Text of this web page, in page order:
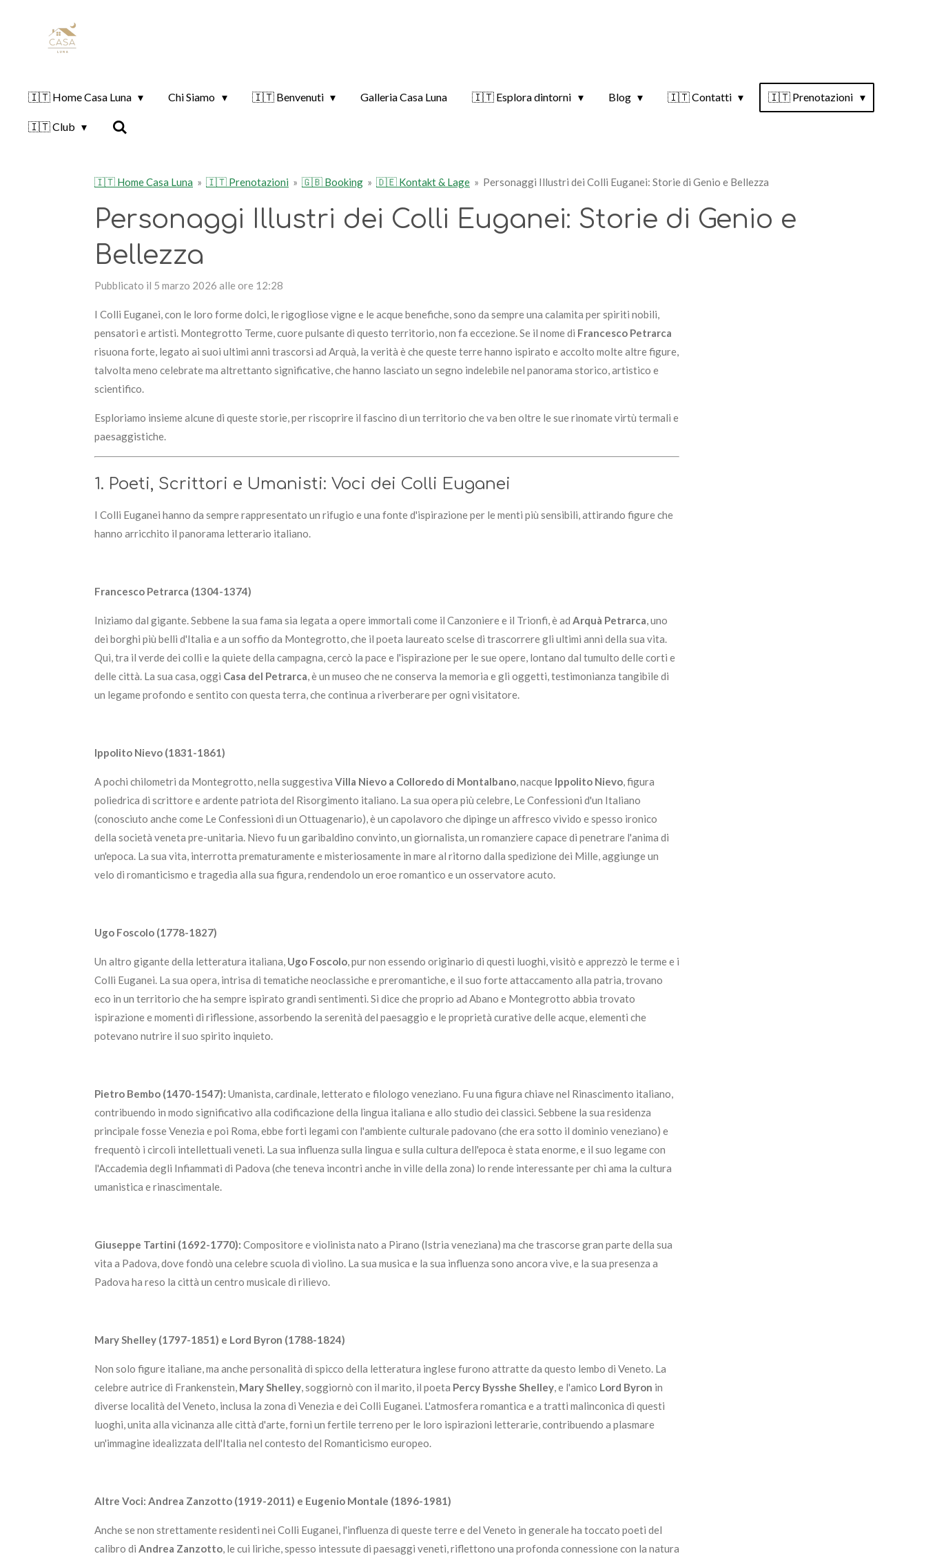
🇮🇹 Home Casa Luna Chi Siamo 🇮🇹 Benvenuti Galleria Casa Luna 🇮🇹 Esplora dintorni Blog 🇮🇹 Contatti 🇮🇹 Prenotazioni
🇮🇹 Club
🇮🇹 Home Casa Luna » 🇮🇹 Prenotazioni » 🇬🇧 Booking » 🇩🇪 Kontakt & Lage » Personaggi Illustri dei Colli Euganei: Storie di Genio e Bellezza
Personaggi Illustri dei Colli Euganei: Storie di Genio e
Bellezza
Pubblicato il 5 marzo 2026 alle ore 12:28
I Colli Euganei, con le loro forme dolci, le rigogliose vigne e le acque benefiche, sono da sempre una calamita per spiriti nobili,
pensatori e artisti. Montegrotto Terme, cuore pulsante di questo territorio, non fa eccezione. Se il nome di Francesco Petrarca
risuona forte, legato ai suoi ultimi anni trascorsi ad Arquà, la verità è che queste terre hanno ispirato e accolto molte altre figure,
talvolta meno celebrate ma altrettanto significative, che hanno lasciato un segno indelebile nel panorama storico, artistico e
scientifico.
Esploriamo insieme alcune di queste storie, per riscoprire il fascino di un territorio che va ben oltre le sue rinomate virtù termali e
paesaggistiche.
1. Poeti, Scrittori e Umanisti: Voci dei Colli Euganei
I Colli Euganei hanno da sempre rappresentato un rifugio e una fonte d'ispirazione per le menti più sensibili, attirando figure che
hanno arricchito il panorama letterario italiano.
Francesco Petrarca (1304-1374)
Iniziamo dal gigante. Sebbene la sua fama sia legata a opere immortali come il Canzoniere e il Trionfi, è ad Arquà Petrarca, uno
dei borghi più belli d'Italia e a un soffio da Montegrotto, che il poeta laureato scelse di trascorrere gli ultimi anni della sua vita.
Qui, tra il verde dei colli e la quiete della campagna, cercò la pace e l'ispirazione per le sue opere, lontano dal tumulto delle corti e
delle città. La sua casa, oggi Casa del Petrarca, è un museo che ne conserva la memoria e gli oggetti, testimonianza tangibile di
un legame profondo e sentito con questa terra, che continua a riverberare per ogni visitatore.
Ippolito Nievo (1831-1861)
A pochi chilometri da Montegrotto, nella suggestiva Villa Nievo a Colloredo di Montalbano, nacque Ippolito Nievo, figura
poliedrica di scrittore e ardente patriota del Risorgimento italiano. La sua opera più celebre, Le Confessioni d'un Italiano
(conosciuto anche come Le Confessioni di un Ottuagenario), è un capolavoro che dipinge un affresco vivido e spesso ironico
della società veneta pre-unitaria. Nievo fu un garibaldino convinto, un giornalista, un romanziere capace di penetrare l'anima di
un'epoca. La sua vita, interrotta prematuramente e misteriosamente in mare al ritorno dalla spedizione dei Mille, aggiunge un
velo di romanticismo e tragedia alla sua figura, rendendolo un eroe romantico e un osservatore acuto.
Ugo Foscolo (1778-1827)
Un altro gigante della letteratura italiana, Ugo Foscolo, pur non essendo originario di questi luoghi, visitò e apprezzò le terme e i
Colli Euganei. La sua opera, intrisa di tematiche neoclassiche e preromantiche, e il suo forte attaccamento alla patria, trovano
eco in un territorio che ha sempre ispirato grandi sentimenti. Si dice che proprio ad Abano e Montegrotto abbia trovato
ispirazione e momenti di riflessione, assorbendo la serenità del paesaggio e le proprietà curative delle acque, elementi che
potevano nutrire il suo spirito inquieto.
Pietro Bembo (1470-1547): Umanista, cardinale, letterato e filologo veneziano. Fu una figura chiave nel Rinascimento italiano,
contribuendo in modo significativo alla codificazione della lingua italiana e allo studio dei classici. Sebbene la sua residenza
principale fosse Venezia e poi Roma, ebbe forti legami con l'ambiente culturale padovano (che era sotto il dominio veneziano) e
frequentò i circoli intellettuali veneti. La sua influenza sulla lingua e sulla cultura dell'epoca è stata enorme, e il suo legame con
l'Accademia degli Infiammati di Padova (che teneva incontri anche in ville della zona) lo rende interessante per chi ama la cultura
umanistica e rinascimentale.
Giuseppe Tartini (1692-1770): Compositore e violinista nato a Pirano (Istria veneziana) ma che trascorse gran parte della sua
vita a Padova, dove fondò una celebre scuola di violino. La sua musica e la sua influenza sono ancora vive, e la sua presenza a
Padova ha reso la città un centro musicale di rilievo.
Mary Shelley (1797-1851) e Lord Byron (1788-1824)
Non solo figure italiane, ma anche personalità di spicco della letteratura inglese furono attratte da questo lembo di Veneto. La
celebre autrice di Frankenstein, Mary Shelley, soggiornò con il marito, il poeta Percy Bysshe Shelley, e l'amico Lord Byron in
diverse località del Veneto, inclusa la zona di Venezia e dei Colli Euganei. L'atmosfera romantica e a tratti malinconica di questi
luoghi, unita alla vicinanza alle città d'arte, fornì un fertile terreno per le loro ispirazioni letterarie, contribuendo a plasmare
un'immagine idealizzata dell'Italia nel contesto del Romanticismo europeo.
Altre Voci: Andrea Zanzotto (1919-2011) e Eugenio Montale (1896-1981)
Anche se non strettamente residenti nei Colli Euganei, l'influenza di queste terre e del Veneto in generale ha toccato poeti del
calibro di Andrea Zanzotto, le cui liriche, spesso intessute di paesaggi veneti, riflettono una profonda connessione con la natura